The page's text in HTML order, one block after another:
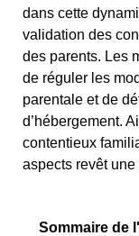
dans cette
validation des
des parents. Les
de réguler les
parentale et de
d’hébergement.
contentieux
aspects revêt
Sommaire de